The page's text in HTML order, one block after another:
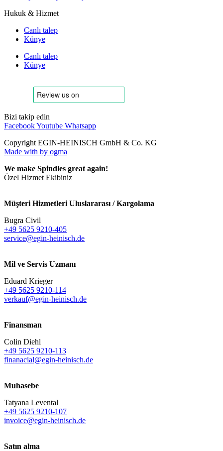
Hukuk & Hizmet
Canlı talep
Künye
Canlı talep
Künye
Bizi takip edin
FacebookYoutube Whatsapp
Copyright EGIN-HEINISCH GmbH & Co. KG
Made with by ogma
We make Spindles great again!
Özel Hizmet Ekibiniz
Müşteri Hizmetleri Uluslararası / Kargolama
Bugra Civil
+49 5625 9210-405
service@egin-heinisch.de
Mil ve Servis Uzmanı
Eduard Krieger
+49 5625 9210-114
verkauf@egin-heinisch.de
Finansman
Colin Diehl
+49 5625 9210-113
finanacial@egin-heinisch.de
Muhasebe
Tatyana Levental
+49 5625 9210-107
invoice@egin-heinisch.de
Satın alma